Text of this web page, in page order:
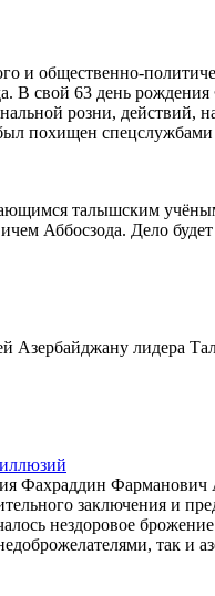
и общественно-
В свой 63 день
розни, действий,
похищен
талышским
Аббосзода. Дело
Азербайджану лидера
Фахраддин Фарманович
заключения и
нездоровое
так и